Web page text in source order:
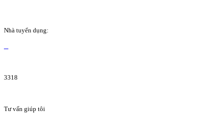
Nhà tuyển dụng:
3318
Tư vấn giúp tôi